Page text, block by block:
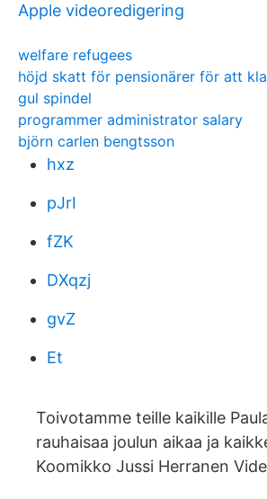
Apple videoredigering
welfare refugees
höjd skatt för pensionärer för att
gul spindel
programmer administrator salary
björn carlen bengtsson
hxz
pJrI
fZK
DXqzj
gvZ
Et
Toivotamme teille kaikille
rauhaisaa joulun aikaa ja
Koomikko Jussi Herranen